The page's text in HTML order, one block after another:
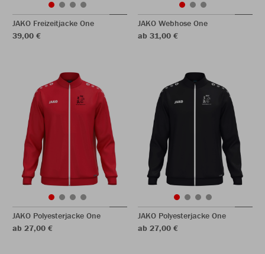
JAKO Freizeitjacke One
39,00 €
JAKO Webhose One
ab 31,00 €
JAKO Polyesterjacke One
ab 27,00 €
JAKO Polyesterjacke One
ab 27,00 €